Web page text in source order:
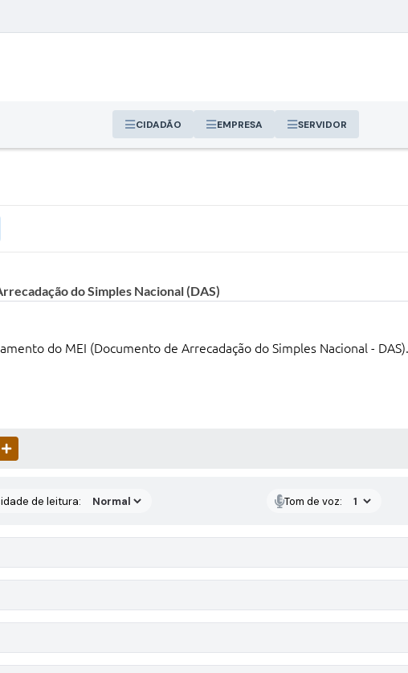
CIDADÃO EMPRESA SERVIDOR
do Simples Nacional (DAS)
do MEI (Documento de Arrecadação do Simples Nacional - DAS).
de leitura: Tom de voz: